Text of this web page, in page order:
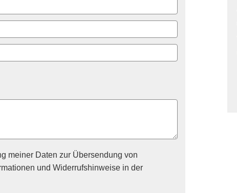
meiner Daten zur Übersendung von
und Widerrufshinweise in der